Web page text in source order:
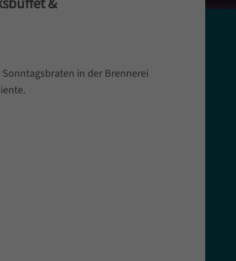
in der Brennerei